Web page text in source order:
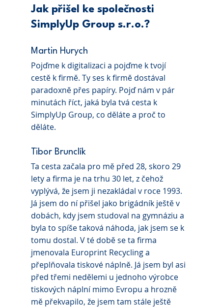
Jak přišel ke společnosti
SimplyUp Group s.r.o.?
Martin Hurych
Pojďme k digitalizaci a pojďme k tvojí
cestě k firmě. Ty ses k firmě dostával
paradoxně přes papíry. Pojď nám v pár
minutách říct, jaká byla tvá cesta k
SimplyUp Group, co děláte a proč to
děláte.
Tibor Brunclík
Ta cesta začala pro mě před 28, skoro 29
lety a firma je na trhu 30 let, z čehož
vyplývá, že jsem ji nezakládal v roce 1993.
Já jsem do ní přišel jako brigádník ještě v
dobách, kdy jsem studoval na gymnáziu a
byla to spíše taková náhoda, jak jsem se k
tomu dostal. V té době se ta firma
jmenovala Europrint Recycling a
přeplňovala tiskové náplně. Já jsem byl asi
před třemi nedělemi u jednoho výrobce
tiskových náplní mimo Evropu a hrozně
mě překvapilo, že jsem tam stále ještě